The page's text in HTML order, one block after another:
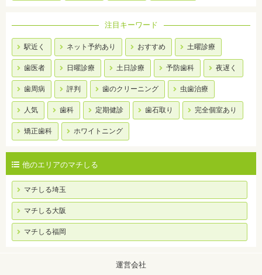
注目キーワード
駅近く ネット予約あり おすすめ 土曜診療
歯医者 日曜診療 土日診療 予防歯科 夜遅く
歯周病 評判 歯のクリーニング 虫歯治療
人気 歯科 定期健診 歯石取り 完全個室あり
矯正歯科 ホワイトニング
他のエリアのマチしる
マチしる埼玉
マチしる大阪
マチしる福岡
運営会社